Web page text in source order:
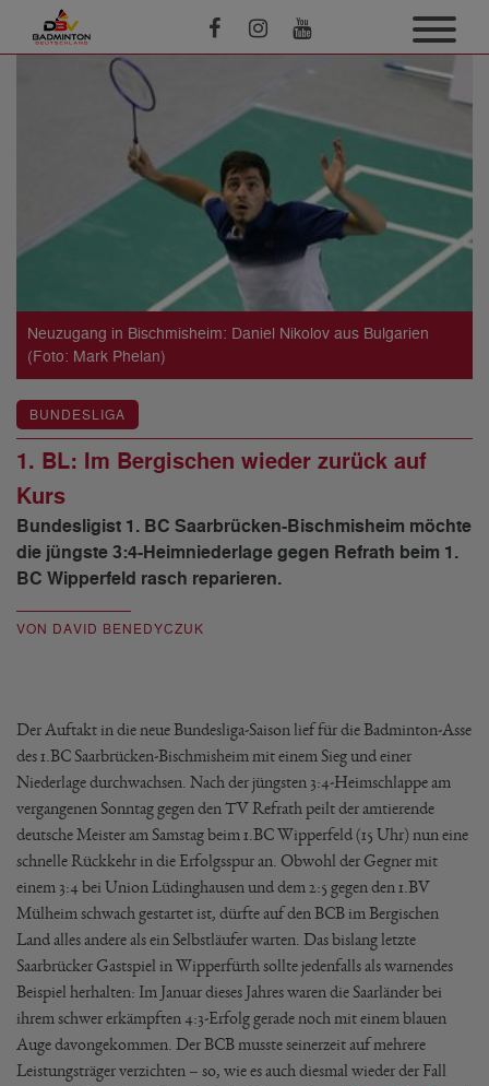
Neuzugang in Bischmisheim: Daniel Nikolov aus Bulgarien
(Foto: Mark Phelan)
BUNDESLIGA
1. BL: Im Bergischen wieder zurück auf
Kurs
Bundesligist 1. BC Saarbrücken-Bischmisheim möchte
die jüngste 3:4-Heimniederlage gegen Refrath beim 1.
BC Wipperfeld rasch reparieren.
VON DAVID BENEDYCZUK
Der Auftakt in die neue Bundesliga-Saison lief für die Badminton-Asse
des 1.BC Saarbrücken-Bischmisheim mit einem Sieg und einer
Niederlage durchwachsen. Nach der jüngsten 3:4-Heimschlappe am
vergangenen Sonntag gegen den TV Refrath peilt der amtierende
deutsche Meister am Samstag beim 1.BC Wipperfeld (15 Uhr) nun eine
schnelle Rückkehr in die Erfolgsspur an. Obwohl der Gegner mit
einem 3:4 bei Union Lüdinghausen und dem 2:5 gegen den 1.BV
Mülheim schwach gestartet ist, dürfte auf den BCB im Bergischen
Land alles andere als ein Selbstläufer warten. Das bislang letzte
Saarbrücker Gastspiel in Wipperfürth sollte jedenfalls als warnendes
Beispiel herhalten: Im Januar dieses Jahres waren die Saarländer bei
ihrem schwer erkämpften 4:3-Erfolg gerade noch mit einem blauen
Auge davongekommen. Der BCB musste seinerzeit auf mehrere
Leistungsträger verzichten – so, wie es auch diesmal wieder der Fall